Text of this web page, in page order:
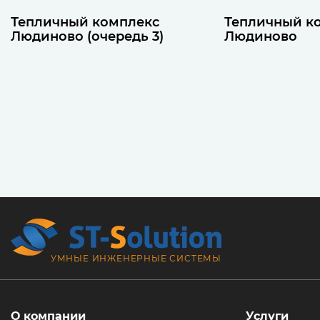
Тепличный комплекс
Людиново (очередь 3)
Тепличный
Людиново
УМНЫЕ ИНЖЕНЕРНЫЕ СИСТЕМЫ
О компании Услуги